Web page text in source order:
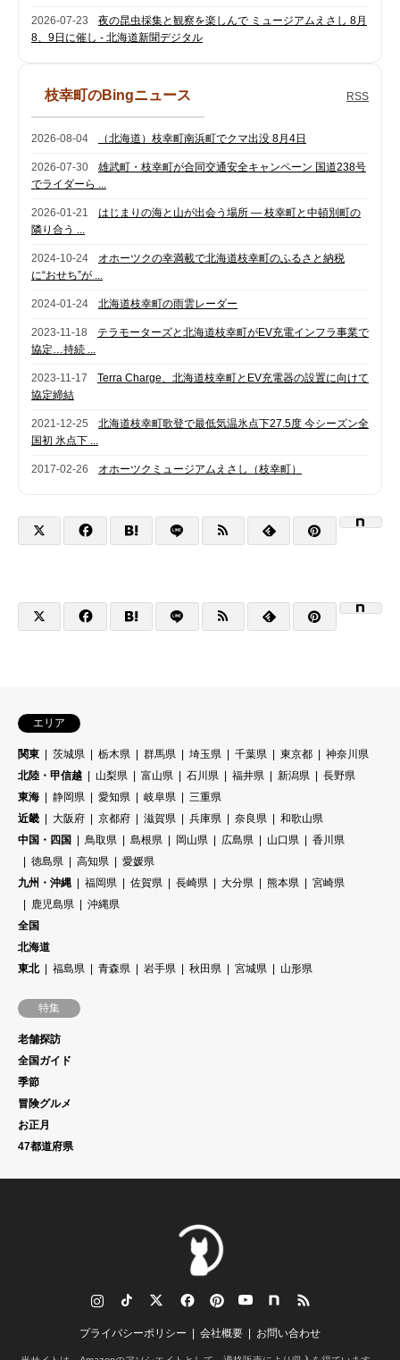
2026-07-23
夜の昆虫採集と観察を楽しんで ミュージアムえさし 8月
8、9日に催し - 北海道新聞デジタル
枝幸町のBingニュース RSS
2026-08-04 （北海道）枝幸町南浜町でクマ出没 8月4日
2026-07-30
雄武町・枝幸町が合同交通安全キャンペーン 国道238号
でライダーら ...
2026-01-21
はじまりの海と山が出会う場所 — 枝幸町と中頓別町の
隣り合う ...
2024-10-24
オホーツクの幸満載で北海道枝幸町のふるさと納税
に“おせち”が ...
2024-01-24 北海道枝幸町の雨雲レーダー
2023-11-18
テラモーターズと北海道枝幸町がEV充電インフラ事業で
協定…持続 ...
2023-11-17
Terra Charge、北海道枝幸町とEV充電器の設置に向けて
協定締結
2021-12-25
北海道枝幸町歌登で最低気温氷点下27.5度 今シーズン全
国初 氷点下 ...
2017-02-26 オホーツクミュージアムえさし（枝幸町）
エリア
関東 茨城県 栃木県 群馬県 埼玉県 千葉県 東京都
神奈川県
北陸・甲信越
山梨県 富山県 石川県 福井県 新潟県
長野県
東海
静岡県 愛知県 岐阜県
三重県
近畿
大阪府 京都府 滋賀県 兵庫県 奈良県
和歌山県
中国・四国
鳥取県 島根県 岡山県 広島県 山口県
香川県
徳島県
高知県
愛媛県
九州・沖縄
福岡県 佐賀県 長崎県 大分県 熊本県
宮崎県
鹿児島県
沖縄県
全国
北海道
東北
福島県 青森県 岩手県 秋田県 宮城県 山形県
特集
老舗探訪
全国ガイド
季節
冒険グルメ
お正月
47都道府県
FacebookPinterestYouTube note RSS
プライバシーポリシー 会社概要 お問い合わせ